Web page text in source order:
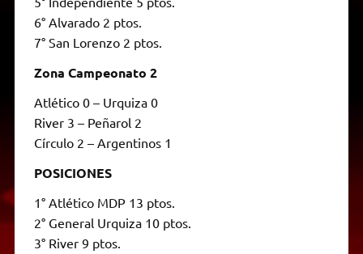
6° Alvarado 2 ptos.
7° San Lorenzo 2 ptos.
Zona Campeonato 2
Atlético 0 – Urquiza 0
River 3 – Peñarol 2
Círculo 2 – Argentinos 1
POSICIONES
1° Atlético MDP 13 ptos.
2° General Urquiza 10 ptos.
3° River 9 ptos.